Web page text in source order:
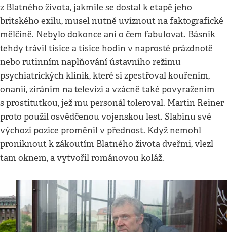
z Blatného života, jakmile se dostal k etapě jeho
britského exilu, musel nutně uvíznout na faktografické
mělčině. Nebylo dokonce ani o čem fabulovat. Básník
tehdy trávil tisíce a tisíce hodin v naprosté prázdnotě
nebo rutinním naplňování ústavního režimu
psychiatrických klinik, které si zpestřoval kouřením,
onanií, zíráním na televizi a vzácně také povyražením
s prostitutkou, jež mu personál toleroval. Martin Reiner
proto použil osvědčenou vojenskou lest. Slabinu své
výchozí pozice proměnil v přednost. Když nemohl
proniknout k zákoutím Blatného života dveřmi, vlezl
tam oknem, a vytvořil románovou koláž.